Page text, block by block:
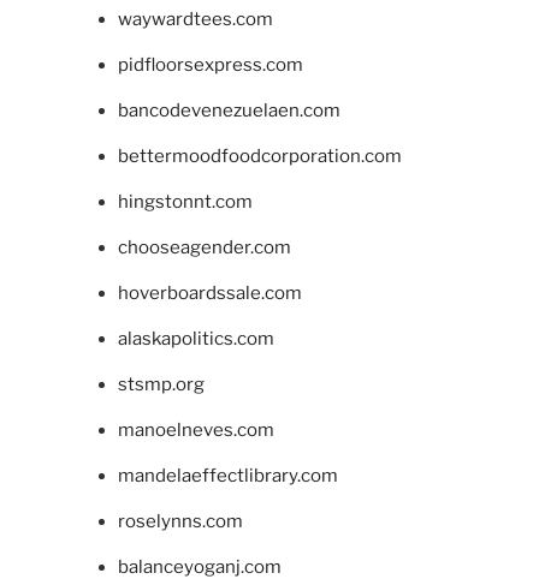
waywardtees.com
pidfloorsexpress.com
bancodevenezuelaen.com
bettermoodfoodcorporation.com
hingstonnt.com
chooseagender.com
hoverboardssale.com
alaskapolitics.com
stsmp.org
manoelneves.com
mandelaeffectlibrary.com
roselynns.com
balanceyoganj.com